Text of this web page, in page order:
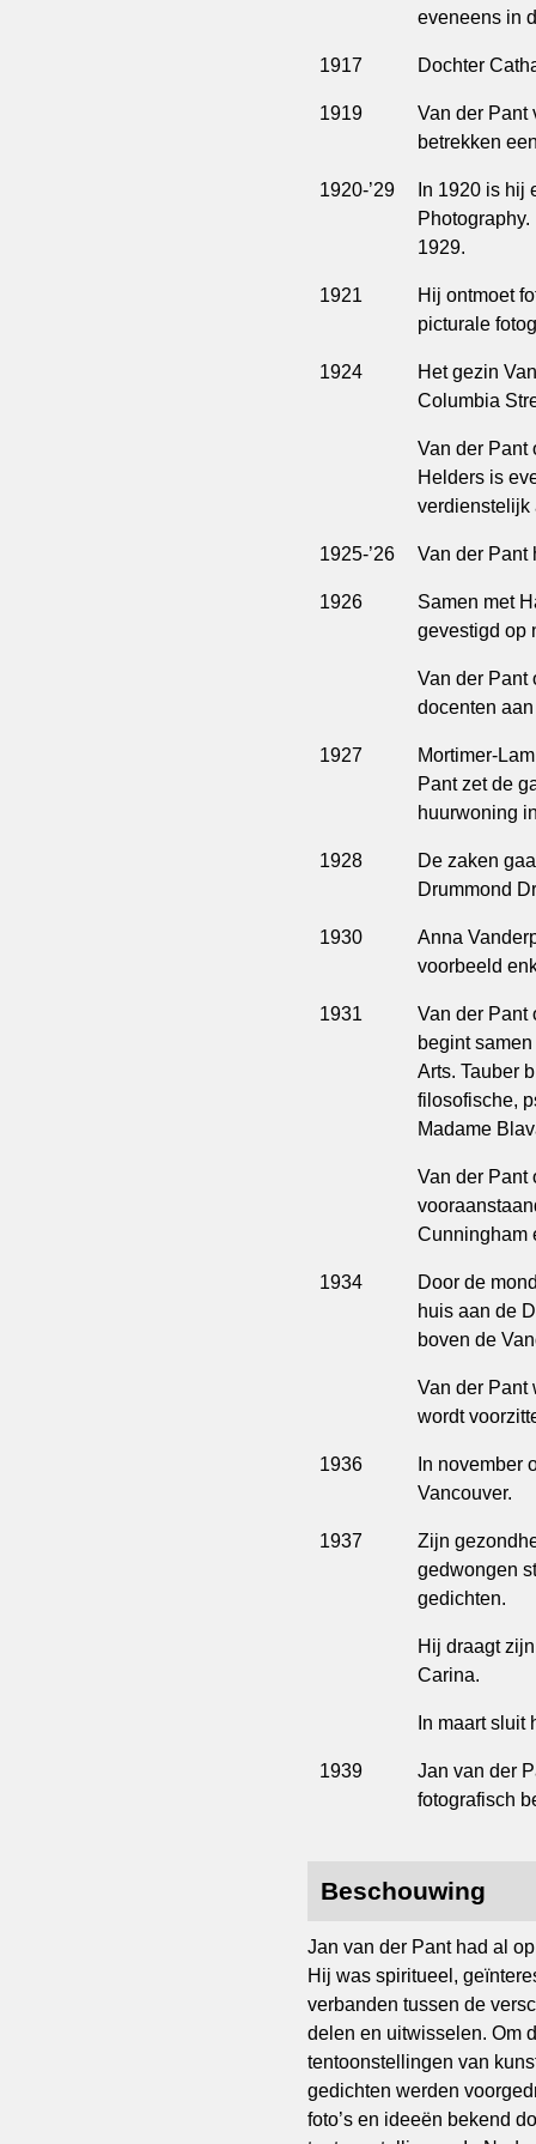
eveneens in
1917 Dochter
1919
Van der Pant
betrekken
1920-’29
In 1920 is hij
1929.
1921
Hij ontmoet
picturale
1924
Het gezin
Columbia
Van der Pant
Helders is
verdienstelijk
1925-’26 Van der Pant
1926
Samen met
gevestigd op
Van der Pant
docenten
1927
Mortimer-
Pant zet de
huurwoning
1928
De zaken
Drummond
1930
Anna
voorbeeld
1931
Van der Pant
begint
Arts. Tauber
filosofische,
Madame
Van der Pant
Cunningham
1934
Door de
huis aan de
boven de
Van der Pant
wordt
1936
In november
Vancouver.
1937
Zijn
gedwongen
gedichten.
Hij draagt
Carina.
In maart sluit
1939
Jan van der
fotografisch
Beschouwing
Jan van der Pant had al
Hij was spiritueel,
verbanden tussen de
delen en uitwisselen. Om
tentoonstellingen van
gedichten werden
foto’s en ideeën bekend